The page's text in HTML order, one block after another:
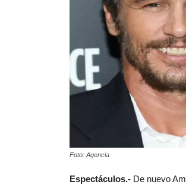
Foto: Agencia
Espectáculos.- De nuevo